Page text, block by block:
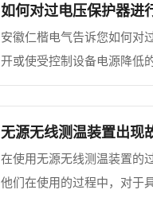
如何对过电压保护器进
安徽仁楷电气告诉您如何对
开或使受控制设备电源降低
电压低于或者高于给定值时
右），应...
无源无线测温装置出现
在使用无源无线测温装置的
他们在使用的过程中，对于